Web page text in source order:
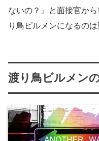
ないの？』と面接官か
り鳥ビルメンになるのは
渡り鳥ビルメン